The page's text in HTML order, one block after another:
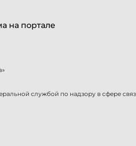
на портале
службой по надзору в сфере